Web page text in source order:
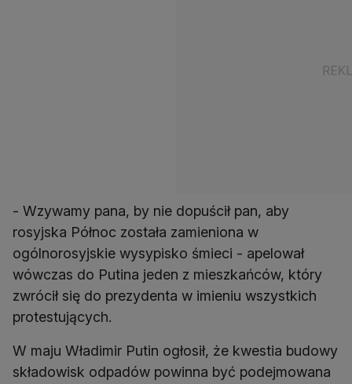
- Wzywamy pana, by nie dopuścił pan, aby
rosyjska Północ została zamieniona w
ogólnorosyjskie wysypisko śmieci - apelował
wówczas do Putina jeden z mieszkańców, który
zwrócił się do prezydenta w imieniu wszystkich
protestujących.
W maju Władimir Putin ogłosił, że kwestia budowy
składowisk odpadów powinna być podejmowana